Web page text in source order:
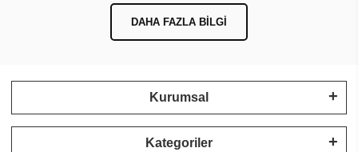
DAHA FAZLA BILGI
Kurumsal
Kategoriler